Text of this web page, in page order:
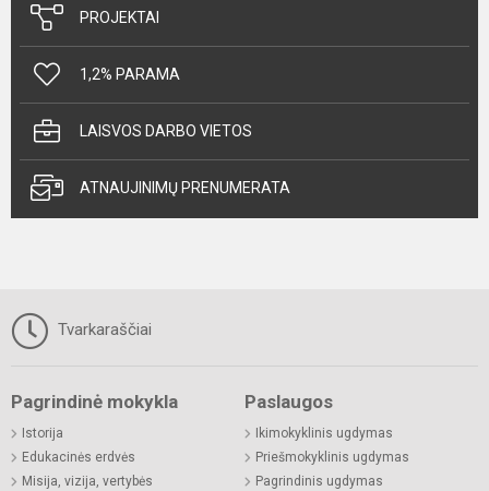
PROJEKTAI
1,2% PARAMA
LAISVOS DARBO VIETOS
ATNAUJINIMŲ PRENUMERATA
Tvarkaraščiai
Pagrindinė mokykla
Istorija
Edukacinės erdvės
Misija, vizija, vertybės
Paslaugos
Ikimokyklinis ugdymas
Priešmokyklinis ugdymas
Pagrindinis ugdymas